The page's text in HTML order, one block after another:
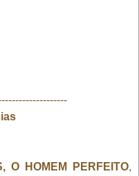
O HOMEM PERFEITO,